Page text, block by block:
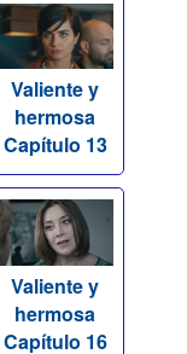
Valiente y
hermosa
Capítulo 13
Valiente y
hermosa
Capítulo 16